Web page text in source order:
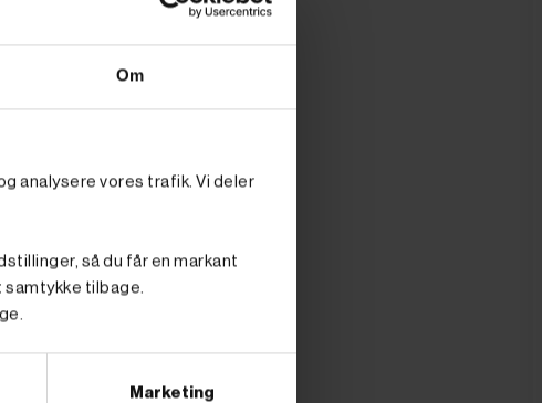
Om
analysere vores trafik. Vi deler
så du får en markant
samtykke tilbage.
Marketing